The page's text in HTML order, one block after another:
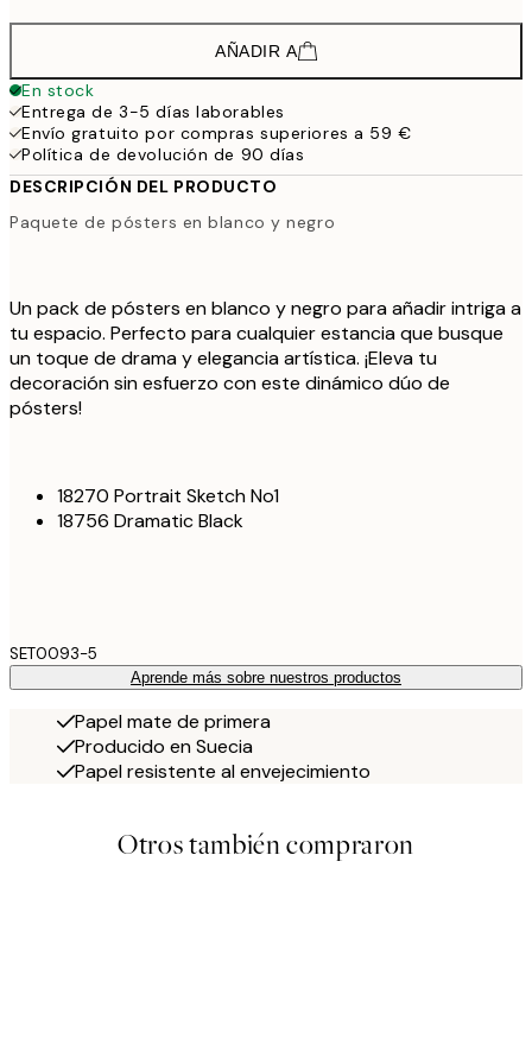
AÑADIR A
En stock
Entrega de 3-5 días laborables
Envío gratuito por compras superiores a 59 €
Política de devolución de 90 días
DESCRIPCIÓN DEL PRODUCTO
Paquete de pósters en blanco y negro
Un pack de pósters en blanco y negro para añadir intriga a
tu espacio. Perfecto para cualquier estancia que busque
un toque de drama y elegancia artística. ¡Eleva tu
decoración sin esfuerzo con este dinámico dúo de
pósters!
18270 Portrait Sketch No1
18756 Dramatic Black
SET0093-5
Aprende más sobre nuestros productos
Papel mate de primera
Producido en Suecia
Papel resistente al envejecimiento
Otros también compraron